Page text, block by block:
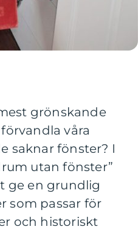
grönskande
våra
saknar fönster? I
utan fönster”
ge en grundlig
som passar för
och historiskt